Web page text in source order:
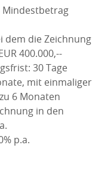
Mindestbetrag
dem die Zeichnung
400.000,--
30 Tage
mit einmaliger
6 Monaten
in den
p.a.